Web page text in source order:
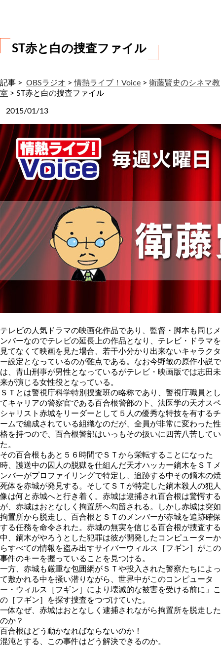
ST赤と白の捜査ファイル
記事 > OBSラジオ >情熱ライブ！Voice > 衛藤賢史のシネマ教
室 > ST赤と白の捜査ファイル
2015/01/13
テレビの人気ドラマの映画化作品であり、監督・脚本も同じメ
ンバーなのでテレビの延長上の作品となり、テレビ・ドラマを
見てなくて映画を見た場合、若干小分かり出来ないキャラクタ
ー設定となっているのが難点である。なお今野敏の原作小説で
は、青山刑事が男性となっているがテレビ・映画版では志田未
来が演じる女性役となっている。
ＳＴとは警視庁科学特別捜査班の略称であり、警視庁職員とし
てキャリアの警察官である百合根警部の下、法医学の天才スペ
シャリスト赤城をリーダーとして５人の優秀な特技を有するチ
ームで編成されている組織なのだが、全員が非常に変わった性
格を持つので、百合根警部はいっもその扱いに四苦八苦してい
た。
その百合根もあと５６時間でＳＴから栄転することになった
時、護送中の囚人の脱獄を仕組んだ天才ハッカー鏑木をＳＴメ
ンバーがプロファイリングで特定し、追跡する中その鏑木の焼
死体を赤城が発見する。そしてＳＴが特定した鏑木殺人の犯人
像は何と赤城へと行き着く。赤城は逮捕され百合根は驚愕する
が、赤城はおとなしく拘置所へ勾留される。しかし赤城は突如
拘置所から脱走し、百合根とＳＴのメンバーが赤城を追跡確保
する任務を命令された。赤城の無実を信じる百合根が捜査する
中、鏑木がやろうとした犯罪は彼が開発したコンピューターか
らすべての情報を盗み出すサイバーウィルス［フギン］がこの
事件のキーを握っていることを見つける。
一方、赤城も厳重な包囲網がＳＴや投入された警察たちによっ
て敷かれる中を掻い潜りながら、世界中がこのコンピュータ
ー・ウィルス［フギン］により壊滅的な被害を受ける前に」こ
の［フギン］を探す捜査をつづけていた。
一体なぜ、赤城はおとなしく逮捕されながら拘置所を脱走した
のか？
百合根はどう動かなればならないのか！
混沌とする、この事件はどう解決できるのか。